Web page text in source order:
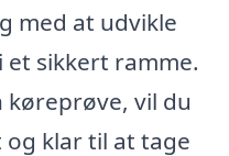
med at udvikle
sikkert ramme.
vil du
klar til at tage